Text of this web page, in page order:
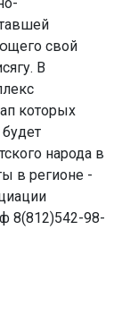
свой
В
которых
народа в
в регионе -
8(812)542-98-